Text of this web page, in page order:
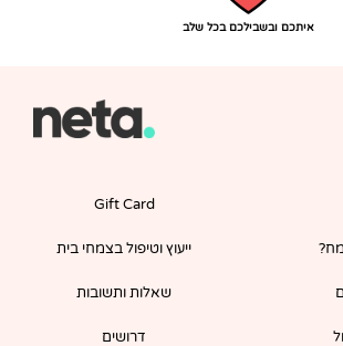
איתכם ובשבילכם בכל שלב
Gift Card
ייעוץ וטיפול בצמחי בית
שאלות ותשובות
דרושים